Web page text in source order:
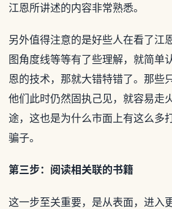
江恩所讲述的内容非常熟悉。
另外值得注意的是好些人在看了江
图角度线等等有了些理解，就简单
恩的技术，那就大错特错了。那些
他们此时仍然固执己见，就容易走
途，这也是为什么市面上有这么多
骗子。
第三步：阅读相关联的书籍
这一步至关重要，是从表面，进入